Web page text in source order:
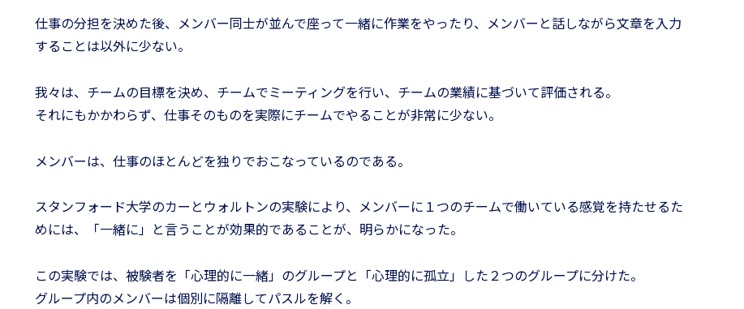
仕事の分担を決めた後、メンバー同士が並んで座って一緒に作業をやったり、メンバーと話しながら文章を入力
することは以外に少ない。
我々は、チームの目標を決め、チームでミーティングを行い、チームの業績に基づいて評価される。
それにもかかわらず、仕事そのものを実際にチームでやることが非常に少ない。
メンバーは、仕事のほとんどを独りでおこなっているのである。
スタンフォード大学のカーとウォルトンの実験により、メンバーに１つのチームで働いている感覚を持たせるた
めには、「一緒に」と言うことが効果的であることが、明らかになった。
この実験では、被験者を「心理的に一緒」のグループと「心理的に孤立」した２つのグループに分けた。
グループ内のメンバーは個別に隔離してパスルを解く。